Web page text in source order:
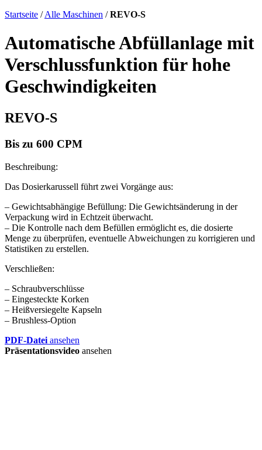
Startseite /Alle Maschinen /REVO-S
Automatische Abfüllanlage mit
Verschlussfunktion für hohe
Geschwindigkeiten
REVO-S
Bis zu 600 CPM
Beschreibung:
Das Dosierkarussell führt zwei Vorgänge aus:
– Gewichtsabhängige Befüllung: Die Gewichtsänderung in der
Verpackung wird in Echtzeit überwacht.
– Die Kontrolle nach dem Befüllen ermöglicht es, die dosierte
Menge zu überprüfen, eventuelle Abweichungen zu korrigieren und
Statistiken zu erstellen.
Verschließen:
– Schraubverschlüsse
– Eingesteckte Korken
– Heißversiegelte Kapseln
– Brushless-Option
PDF-Datei ansehen
Präsentationsvideo ansehen